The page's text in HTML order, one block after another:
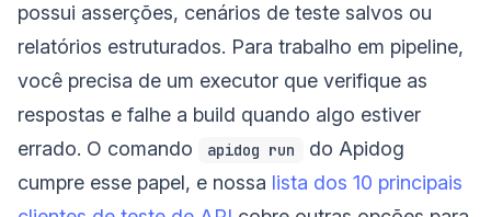
possui asserções, cenários de teste salvos ou
relatórios estruturados. Para trabalho em pipeline,
você precisa de um executor que verifique as
respostas e falhe a build quando algo estiver
errado. O comando
apidog run
do Apidog
cumpre esse papel, e nossa lista dos 10 principais